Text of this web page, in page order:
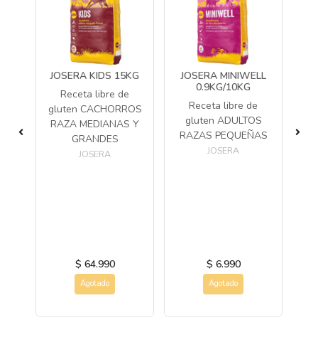
JOSERA KIDS 15KG
Receta libre de
gluten CACHORROS
RAZA MEDIANAS Y
GRANDES
JOSERA
$ 64.990
Agotado
JOSERA MINIWELL
0.9KG/10KG
Receta libre de
gluten ADULTOS
RAZAS PEQUEÑAS
JOSERA
$ 6.990
Agotado